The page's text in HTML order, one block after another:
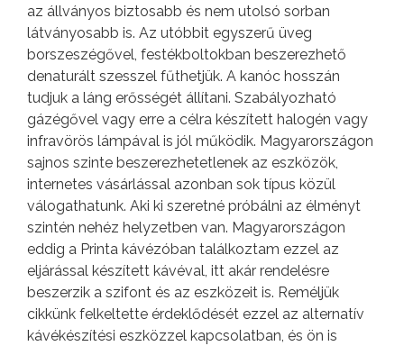
az állványos biztosabb és nem utolsó sorban
látványosabb is. Az utóbbit egyszerű üveg
borszeszégővel, festékboltokban beszerezhető
denaturált szesszel fűthetjük. A kanóc hosszán
tudjuk a láng erősségét állítani. Szabályozható
gázégővel vagy erre a célra készített halogén vagy
infravörös lámpával is jól működik. Magyarországon
sajnos szinte beszerezhetetlenek az eszközök,
internetes vásárlással azonban sok típus közül
válogathatunk. Aki ki szeretné próbálni az élményt
szintén nehéz helyzetben van. Magyarországon
eddig a Printa kávézóban találkoztam ezzel az
eljárással készített kávéval, itt akár rendelésre
beszerzik a szifont és az eszközeit is. Reméljük
cikkünk felkeltette érdeklődését ezzel az alternatív
kávékészítési eszközzel kapcsolatban, és ön is